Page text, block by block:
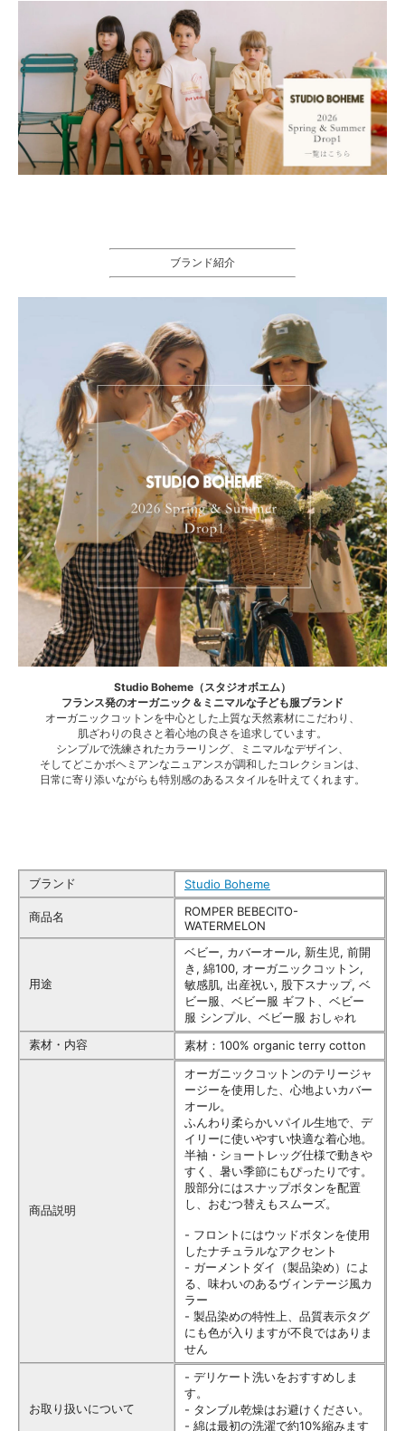
ブランド紹介
Studio Boheme（スタジオボエム）
フランス発のオーガニック＆ミニマルな子ども服ブランド
オーガニックコットンを中心とした上質な天然素材にこだわり、
肌ざわりの良さと着心地の良さを追求しています。
シンプルで洗練されたカラーリング、ミニマルなデザイン、
そしてどこかボヘミアンなニュアンスが調和したコレクションは、
日常に寄り添いながらも特別感のあるスタイルを叶えてくれます。
ブランド Studio Boheme
商品名
ROMPER BEBECITO-
WATERMELON
用途
ベビー, カバーオール, 新生児, 前開
き, 綿100, オーガニックコットン,
敏感肌, 出産祝い, 股下スナップ, ベ
ビー服、ベビー服 ギフト、ベビー
服 シンプル、ベビー服 おしゃれ
素材・内容
素材：100% organic terry cotton
商品説明
オーガニックコットンのテリージャ
ージーを使用した、心地よいカバー
オール。
ふんわり柔らかいパイル生地で、デ
イリーに使いやすい快適な着心地。
半袖・ショートレッグ仕様で動きや
すく、暑い季節にもぴったりです。
股部分にはスナップボタンを配置
し、おむつ替えもスムーズ。
- フロントにはウッドボタンを使用
したナチュラルなアクセント
- ガーメントダイ（製品染め）によ
る、味わいのあるヴィンテージ風カ
ラー
- 製品染めの特性上、品質表示タグ
にも色が入りますが不良ではありま
せん
お取り扱いについて
- デリケート洗いをおすすめしま
す。
- タンブル乾燥はお避けください。
- 綿は最初の洗濯で約10%縮みます